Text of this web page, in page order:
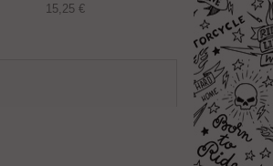
15,25 € 15,25 €
Add